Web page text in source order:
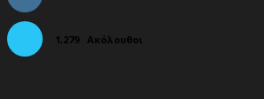
1,279 Ακόλουθοι